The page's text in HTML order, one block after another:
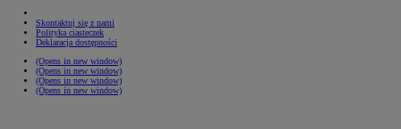
Skontaktuj się z nami
Polityka ciasteczek
Deklaracja dostępności
(Opens in new window)
(Opens in new window)
(Opens in new window)
(Opens in new window)